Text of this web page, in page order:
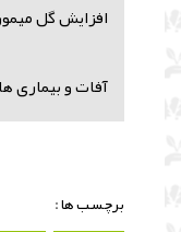
افزایش گل
آفات و بیماری
برچسب ها :